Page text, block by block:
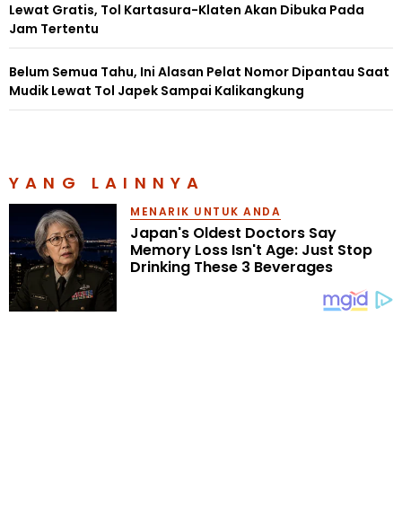
Lewat Gratis, Tol Kartasura-Klaten Akan Dibuka Pada
Jam Tertentu
Belum Semua Tahu, Ini Alasan Pelat Nomor Dipantau Saat
Mudik Lewat Tol Japek Sampai Kalikangkung
YANG LAINNYA